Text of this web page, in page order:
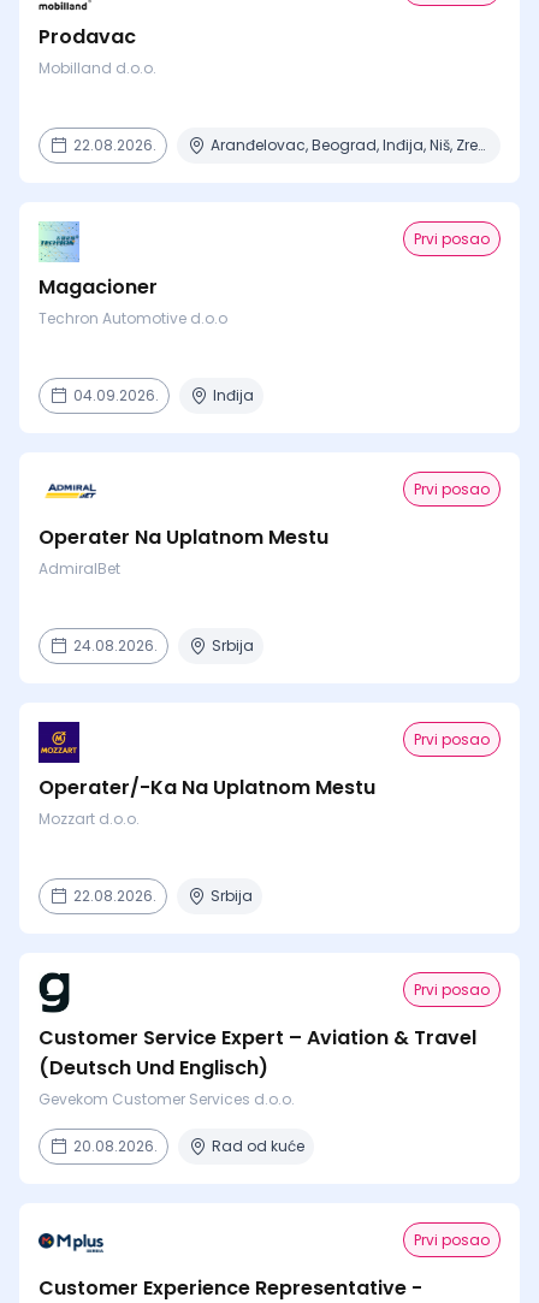
Prodavac
Mobilland d.o.o.
22.08.2026. Aranđelovac, Beograd, Inđija, Niš, Zrenjanin
Prvi posao
Magacioner
Techron Automotive d.o.o
04.09.2026. Inđija
Prvi posao
Operater Na Uplatnom Mestu
AdmiralBet
24.08.2026. Srbija
Prvi posao
Operater/-Ka Na Uplatnom Mestu
Mozzart d.o.o.
22.08.2026. Srbija
Prvi posao
Customer Service Expert – Aviation & Travel
(Deutsch Und Englisch)
Gevekom Customer Services d.o.o.
20.08.2026. Rad od kuće
Prvi posao
Customer Experience Representative -